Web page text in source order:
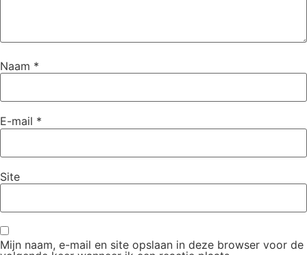
Naam *
E-mail *
Site
Mijn naam, e-mail en site opslaan in deze browser voor de